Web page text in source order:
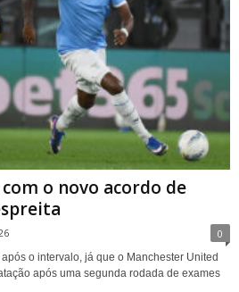
o novo acordo de
0
o intervalo, já que o Manchester United
após uma segunda rodada de exames